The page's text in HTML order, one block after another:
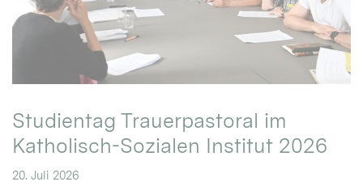
Studientag Trauerpastoral im
Katholisch-Sozialen Institut 2026
20. Juli 2026